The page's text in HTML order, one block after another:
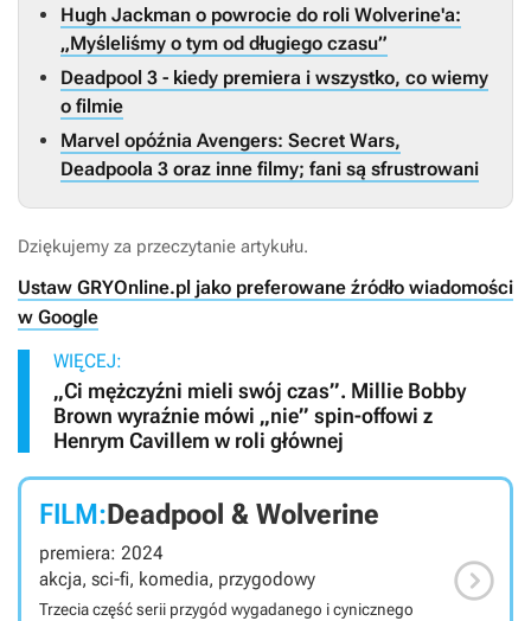
Hugh Jackman o powrocie do roli Wolverine'a:
„Myśleliśmy o tym od długiego czasu”
Deadpool 3 - kiedy premiera i wszystko, co wiemy
o filmie
Marvel opóźnia Avengers: Secret Wars,
Deadpoola 3 oraz inne filmy; fani są sfrustrowani
Dziękujemy za przeczytanie artykułu.
Ustaw GRYOnline.pl jako preferowane źródło wiadomości
w Google
WIĘCEJ:
„Ci mężczyźni mieli swój czas”. Millie Bobby
Brown wyraźnie mówi „nie” spin-offowi z
Henrym Cavillem w roli głównej
FILM:Deadpool & Wolverine
premiera: 2024
akcja, sci-fi, komedia, przygodowy
Trzecia część serii przygód wygadanego i cynicznego
